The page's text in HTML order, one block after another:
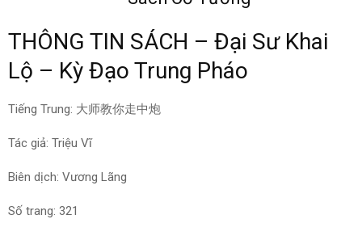
THÔNG TIN SÁCH – Đại Sư Khai
Lộ – Kỳ Đạo Trung Pháo
Tiếng Trung: 大师教你走中炮
Tác giả: Triệu Vĩ
Biên dịch: Vương Lãng
Số trang: 321